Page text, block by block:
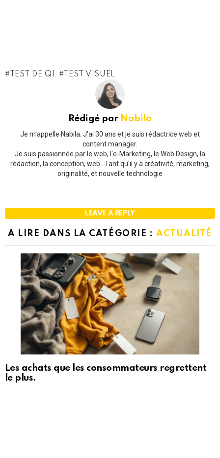
TEST DE QI TEST VISUEL
Rédigé par Nabila
Je m'appelle Nabila. J'ai 30 ans et je suis rédactrice web et
content manager.
Je suis passionnée par le web, l'e-Marketing, le Web Design, la
rédaction, la conception, web...Tant qu'il y a créativité, marketing,
originalité, et nouvelle technologie
LEAVE A REPLY
A LIRE DANS LA CATÉGORIE : ACTUALITÉ
Les achats que les consommateurs regrettent
le plus.